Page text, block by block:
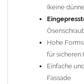
Gewicht: 0,19 kg
Allgemeine Hinweise /
Wegen der
Kupferbauteile nicht
Bauteilen zusammen
durch Kupferionen
(keine
Hohe
für sicheren
Einfache
Fassade